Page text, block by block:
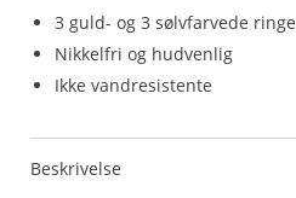
3 guld- og 3 sølvfarvede ringe
Nikkelfri og hudvenlig
Ikke vandresistente
Beskrivelse